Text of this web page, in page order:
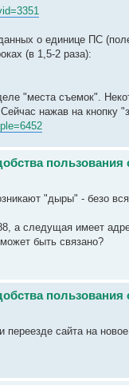
о единице ПС
(в 1,5-2 раза):
"места съемок".
нажав на кнопку
пользования
"дыры" - безо
а следущая имеет
быть связано?
пользования
переезде сайта на